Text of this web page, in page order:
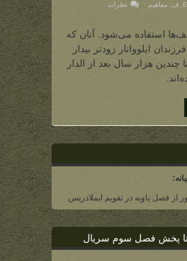
E ف مفاهیم
نظرات
استفاده ‌می‌شود. آنان که
ایلوواتار زودتر بیدار
چندین هزار سال بعد از الدار
از فصل یاویه در تقویم ایملادریس.
تا پخش فصل سوم سریال